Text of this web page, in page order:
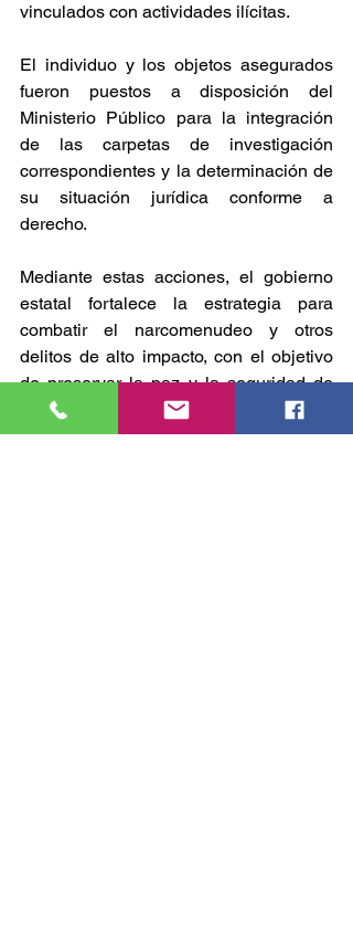
vinculados con actividades ilícitas.
El individuo y los objetos asegurados
fueron puestos a disposición del
Ministerio Público para la integración
de las carpetas de investigación
correspondientes y la determinación de
su situación jurídica conforme a
derecho.
Mediante estas acciones, el gobierno
estatal fortalece la estrategia para
combatir el narcomenudeo y otros
delitos de alto impacto, con el objetivo
de preservar la paz y la seguridad de
las y los hidalguenses.
SEGURIDAD Y JUSTICIA